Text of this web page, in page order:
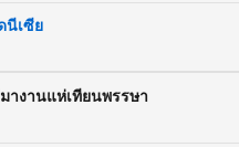
นีเซีย
างานแห่เทียนพรรษา